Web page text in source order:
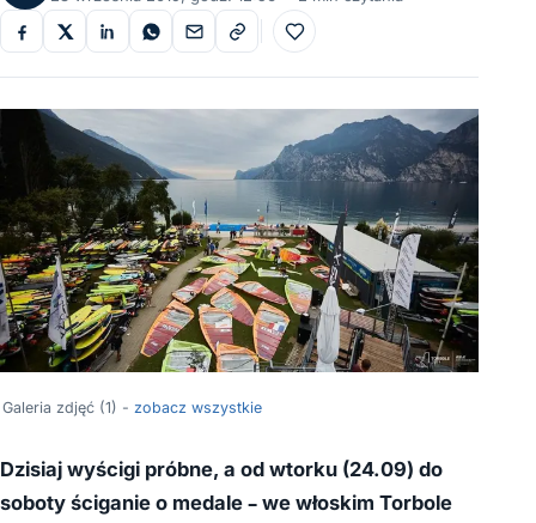
Do ulubionych
Galeria zdjęć (1) - zobacz wszystkie
Dzisiaj wyścigi próbne, a od wtorku (24.09) do
soboty ściganie o medale – we włoskim Torbole